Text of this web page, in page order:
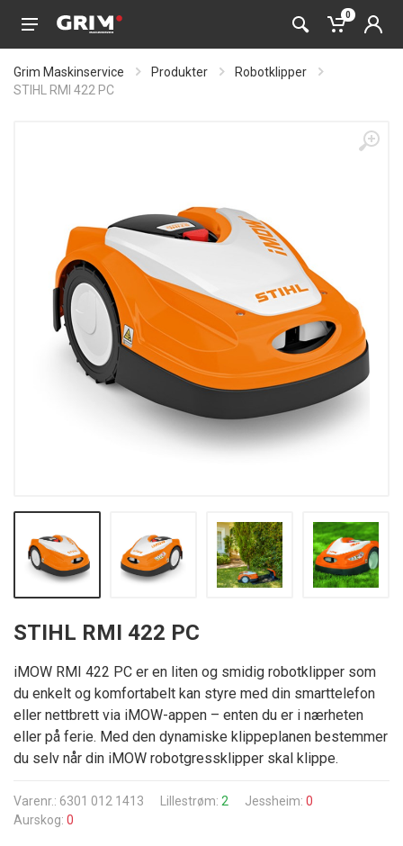
0
Grim Maskinservice Produkter
Robotklipper
STIHL RMI 422 PC
STIHL RMI 422 PC
iMOW RMI 422 PC er en liten og smidig robotklipper som
du enkelt og komfortabelt kan styre med din smarttelefon
eller nettbrett via iMOW-appen – enten du er i nærheten
eller på ferie. Med den dynamiske klippeplanen bestemmer
du selv når din iMOW robotgressklipper skal klippe.
Varenr.: 6301 012 1413 Lillestrøm: 2 Jessheim: 0
Aurskog: 0